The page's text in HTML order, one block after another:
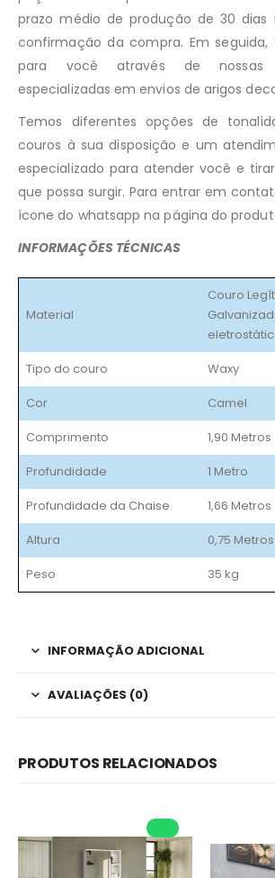
prazo médio de produção de 30 dias
confirmação da compra. Em seguida,
para você através de nossas
especializadas em envios de arigos
Temos diferentes opções de
couros à sua disposição e um
especializado para atender você e
que possa surgir. Para entrar em
ícone do whatsapp na página do
INFORMAÇÕES TÉCNICAS
Material
Couro
Tipo do couro
Waxy
Cor
Camel
Comprimento
1,90 Metros
Profundidade
1 Metro
Profundidade da Chaise
1,66 Metros
Altura
0,75 Metros
Peso
35 kg
INFORMAÇÃO ADICIONAL
AVALIAÇÕES (0)
PRODUTOS RELACIONADOS